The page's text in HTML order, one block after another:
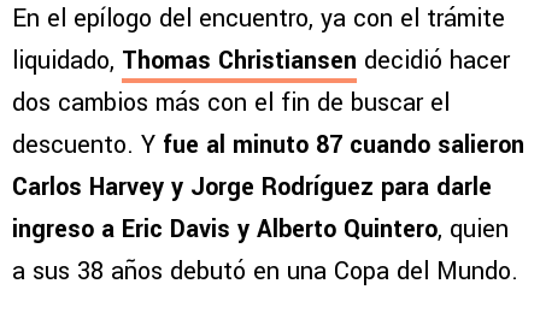
En el epílogo del encuentro, ya con el trámite
liquidado, Thomas Christiansen decidió hacer
dos cambios más con el fin de buscar el
descuento. Y fue al minuto 87 cuando salieron
Carlos Harvey y Jorge Rodríguez para darle
ingreso a Eric Davis y Alberto Quintero, quien
a sus 38 años debutó en una Copa del Mundo.